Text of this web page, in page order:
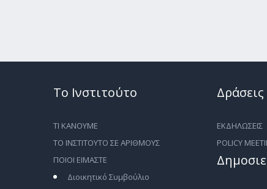
Το Ινστιτούτο
ΤΙ ΚΑΝΟΥΜΕ
ΤΟ ΙΝΣΤΙΤΟΥΤΟ ΣΕ ΑΡΙΘΜΟΥΣ
ΠΟΙΟΙ ΕΙΜΑΣΤΕ
Διοικητικό Συμβούλιο
Δράσεις
ΕΚΔΗΛΩΣΕΙΣ
POLICY